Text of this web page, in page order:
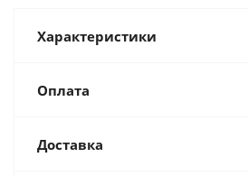
Характеристики
Оплата
Доставка